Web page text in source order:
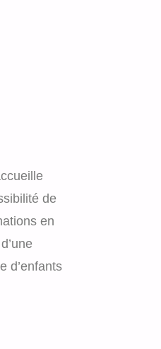
de
en
d’enfants